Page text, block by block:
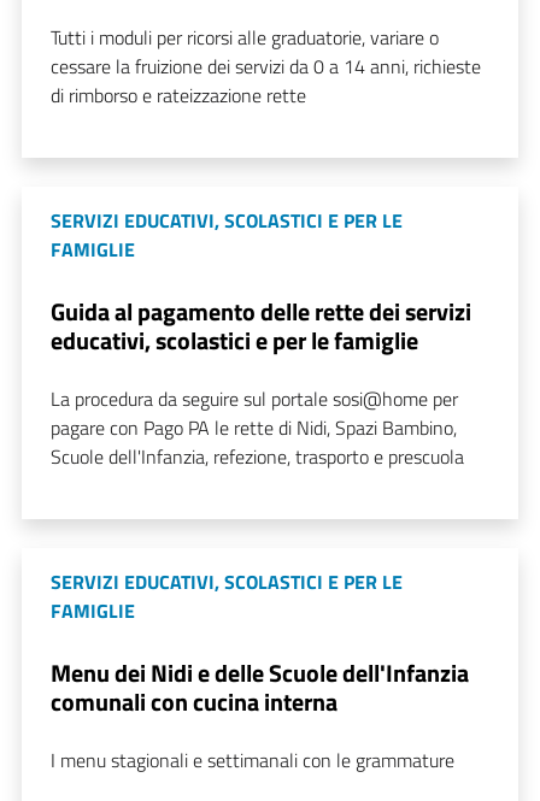
Tutti i moduli per ricorsi alle graduatorie, variare o
cessare la fruizione dei servizi da 0 a 14 anni, richieste
di rimborso e rateizzazione rette
SERVIZI EDUCATIVI, SCOLASTICI E PER LE
FAMIGLIE
Guida al pagamento delle rette dei servizi
educativi, scolastici e per le famiglie
La procedura da seguire sul portale sosi@home per
pagare con Pago PA le rette di Nidi, Spazi Bambino,
Scuole dell'Infanzia, refezione, trasporto e prescuola
SERVIZI EDUCATIVI, SCOLASTICI E PER LE
FAMIGLIE
Menu dei Nidi e delle Scuole dell'Infanzia
comunali con cucina interna
I menu stagionali e settimanali con le grammature